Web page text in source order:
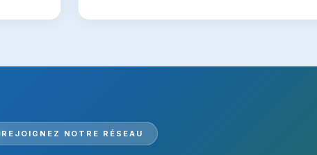
REJOIGNEZ NOTRE RÉSEAU